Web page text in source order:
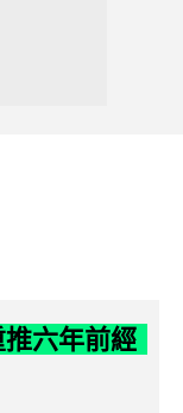
六年前經